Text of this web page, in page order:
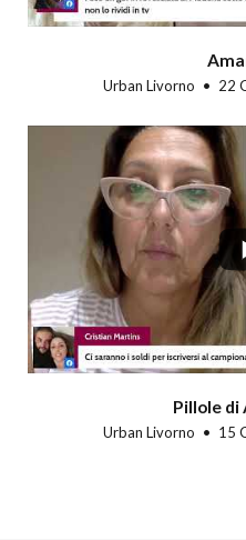
Urban Livorno 22
Pillole di
Urban Livorno 15